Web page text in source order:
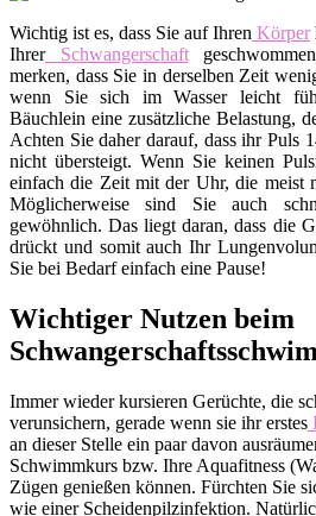
Wichtig ist es, dass Sie auf Ihren Körper
IhrerSchwangerschaft
merken, dass Sie in derselben Zeit
wenn Sie sich im Wasser leicht
Bäuchlein eine zusätzliche Belastung,
Achten Sie daher darauf, dass ihr Puls
nicht übersteigt. Wenn Sie keinen
einfach die Zeit mit der Uhr, die meist
Möglicherweise sind Sie auch
gewöhnlich. Das liegt daran, dass die
drückt und somit auch Ihr
Sie bei Bedarf einfach eine Pause!
Wichtiger Nutzen beim
Immer wieder kursieren Gerüchte, die
verunsichern, gerade wenn sie ihr erstes
an dieser Stelle ein paar davon
Schwimmkurs bzw. Ihre Aquafitness
Zügen genießen können. Fürchten Sie
wie einer Scheidenpilzinfektion.